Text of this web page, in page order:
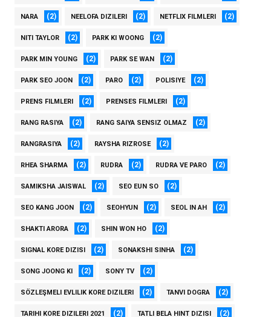
NARA (2) NEELOFA DIZILERI (2) NETFLIX FILMLERI (2)
NITI TAYLOR (2) PARK KI WOONG (2)
PARK MIN YOUNG (2) PARK SE WAN (2)
PARK SEO JOON (2) PARO (2) POLISIYE (2)
PRENS FILMLERI (2) PRENSES FILMLERI (2)
RANG RASIYA (2) RANG SAIYA SENSIZ OLMAZ (2)
RANGRASIYA (2) RAYSHA RIZROSE (2)
RHEA SHARMA (2) RUDRA (2) RUDRA VE PARO (2)
SAMIKSHA JAISWAL (2) SEO EUN SO (2)
SEO KANG JOON (2) SEOHYUN (2) SEOL IN AH (2)
SHAKTI ARORA (2) SHIN WON HO (2)
SIGNAL KORE DIZISI (2) SONAKSHI SINHA (2)
SONG JOONG KI (2) SONY TV (2)
SÖZLEŞMELI EVLILIK KORE DIZILERI (2) TANVI DOGRA (2)
TARIHI KORE DIZILERI 2021 (2) TATLI BELA HINT DIZISI (2)